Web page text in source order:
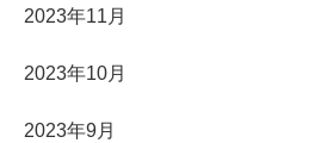
2023年11月
2023年10月
2023年9月